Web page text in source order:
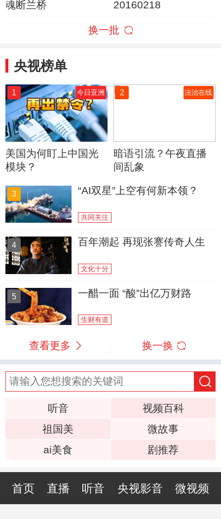
魂断兰桥
20160218
换一批
央视榜单
1 今日亚洲
美国为何盯上中国光
模块？
2 法治在线
暗语引流？午夜直播
间乱象
3 “AI双星”上空有何新本领？
共同关注
4 百年潮起 再现张謇传奇人生
文化十分
5 一醋一面 “酸”出亿万财路
生财有道
查看更多 换一换
听音
视频百科
祖国美
微故事
ai美食
剧推荐
首页 直播 听音 央视影音 微视频